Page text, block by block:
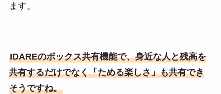
ます。
IDAREのボックス共有機能で、身近な人と残高を
共有するだけでなく「ためる楽しさ」も共有でき
そうですね。